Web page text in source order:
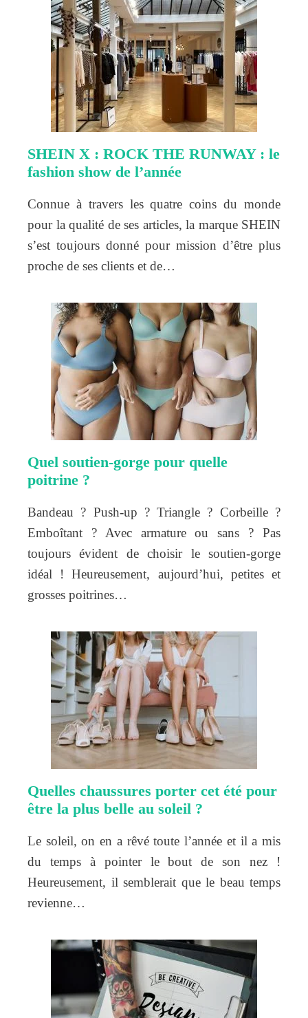
SHEIN X : ROCK THE RUNWAY : le
fashion show de l’année
Connue à travers les quatre coins du monde
pour la qualité de ses articles, la marque SHEIN
s’est toujours donné pour mission d’être plus
proche de ses clients et de…
Quel soutien-gorge pour quelle
poitrine ?
Bandeau ? Push-up ? Triangle ? Corbeille ?
Emboîtant ? Avec armature ou sans ? Pas
toujours évident de choisir le soutien-gorge
idéal ! Heureusement, aujourd’hui, petites et
grosses poitrines…
Quelles chaussures porter cet été pour
être la plus belle au soleil ?
Le soleil, on en a rêvé toute l’année et il a mis
du temps à pointer le bout de son nez !
Heureusement, il semblerait que le beau temps
revienne…